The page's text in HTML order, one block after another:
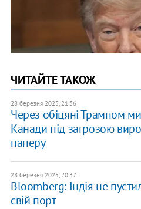
ЧИТАЙТЕ ТАКОЖ
28 березня 2025, 21:36
Через обіцяні Трампом
Канади під загрозою
паперу
28 березня 2025, 20:37
Bloomberg: Індія не
свій порт